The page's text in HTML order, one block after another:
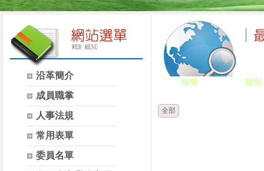
沿革簡介
成員職掌
人事法規
常用表單
委員名單
時間 類別
全部